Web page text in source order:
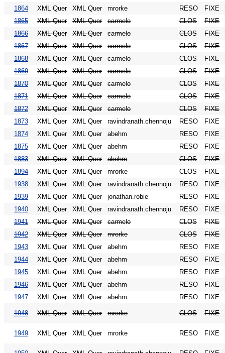
1864
XML Quer XML Quer mrorke RESO
FIXE
1865
XML Quer XML Quer carmelo CLOS
FIXE
1866
XML Quer XML Quer carmelo CLOS
FIXE
1867
XML Quer XML Quer carmelo CLOS
FIXE
1868
XML Quer XML Quer carmelo CLOS
FIXE
1869
XML Quer XML Quer carmelo CLOS
FIXE
1870
XML Quer XML Quer carmelo CLOS
FIXE
1871
XML Quer XML Quer carmelo CLOS
FIXE
1872
XML Quer XML Quer carmelo CLOS
FIXE
1873
XML Quer XML Quer ravindranath.chennoju RESO
FIXE
1874
XML Quer XML Quer abehm RESO
FIXE
1875
XML Quer XML Quer abehm RESO
FIXE
1883
XML Quer XML Quer abehm CLOS
FIXE
1894
XML Quer XML Quer mrorke CLOS
FIXE
1938
XML Quer XML Quer ravindranath.chennoju RESO
FIXE
1939
XML Quer XML Quer jonathan.robie RESO
FIXE
1940
XML Quer XML Quer ravindranath.chennoju RESO
FIXE
1941
XML Quer XML Quer carmelo CLOS
FIXE
1942
XML Quer XML Quer mrorke CLOS
FIXE
1943
XML Quer XML Quer abehm RESO
FIXE
1944
XML Quer XML Quer abehm RESO
FIXE
1945
XML Quer XML Quer abehm RESO
FIXE
1946
XML Quer XML Quer abehm RESO
FIXE
1947
XML Quer XML Quer abehm RESO FIXE
1948 XML Quer XML Quer mrorke CLOS FIXE
1949 XML Quer XML Quer mrorke RESO FIXE